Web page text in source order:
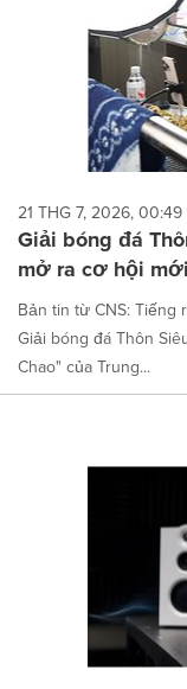
21 THG 7, 2026, 00:49
Giải bóng đá
mở ra cơ hội
Bản tin từ CNS:
Giải bóng đá Thôn
Chao" của Trung...